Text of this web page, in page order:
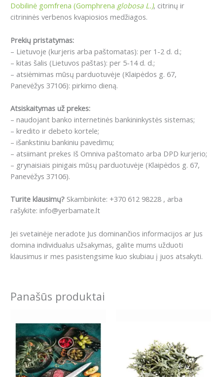
Dobilinė gomfrena (Gomphrena globosa L.), citrinų ir
citrininės verbenos kvapiosios medžiagos.
Prekių pristatymas:
– Lietuvoje (kurjeris arba paštomatas): per 1-2 d. d.;
– kitas šalis (Lietuvos paštas): per 5-14 d. d.;
– atsiėmimas mūsų parduotuvėje (Klaipėdos g. 67,
Panevėžys 37106): pirkimo dieną.
Atsiskaitymas už prekes:
– naudojant banko internetinės bankininkystės sistemas;
– kredito ir debeto kortele;
– išankstiniu bankiniu pavedimu;
– atsiimant prekes Iš Omniva paštomato arba DPD kurjerio;
– grynaisiais pinigais mūsų parduotuvėje (Klaipėdos g. 67,
Panevėžys 37106).
Turite klausimų? Skambinkite: +370 612 98228 , arba
rašykite: info@yerbamate.lt
Jei svetainėje neradote Jus dominančios informacijos ar Jus
domina individualus užsakymas, galite mums užduoti
klausimus ir mes pasistengsime kuo skubiau į juos atsakyti.
Panašūs produktai
16.99€
multiple
variants.
The